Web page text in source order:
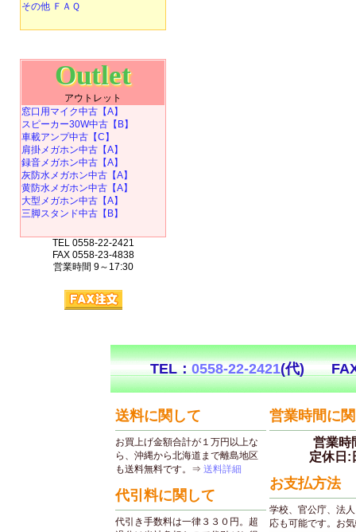
その他 ＦＡＱ
Outlet
アウトレット
窓口用マイク中古【A】
スピーカー30W中古【B】
車載アンプ中古【C】
肩掛メガホン中古【A】
録音メガホン中古【A】
灰防水メガホン中古【A】
黄防水メガホン中古【A】
大型メガホン中古【A】
三脚スタンド中古【B】
TEL 0558-22-2421
FAX 0558-23-4838
営業時間 9～17:30